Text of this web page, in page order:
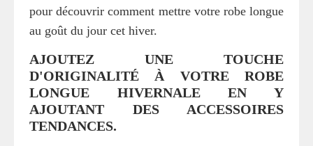
pour découvrir comment mettre votre robe longue
au goût du jour cet hiver.
AJOUTEZ UNE TOUCHE
D'ORIGINALITÉ À VOTRE ROBE
LONGUE HIVERNALE EN Y
AJOUTANT DES ACCESSOIRES
TENDANCES.